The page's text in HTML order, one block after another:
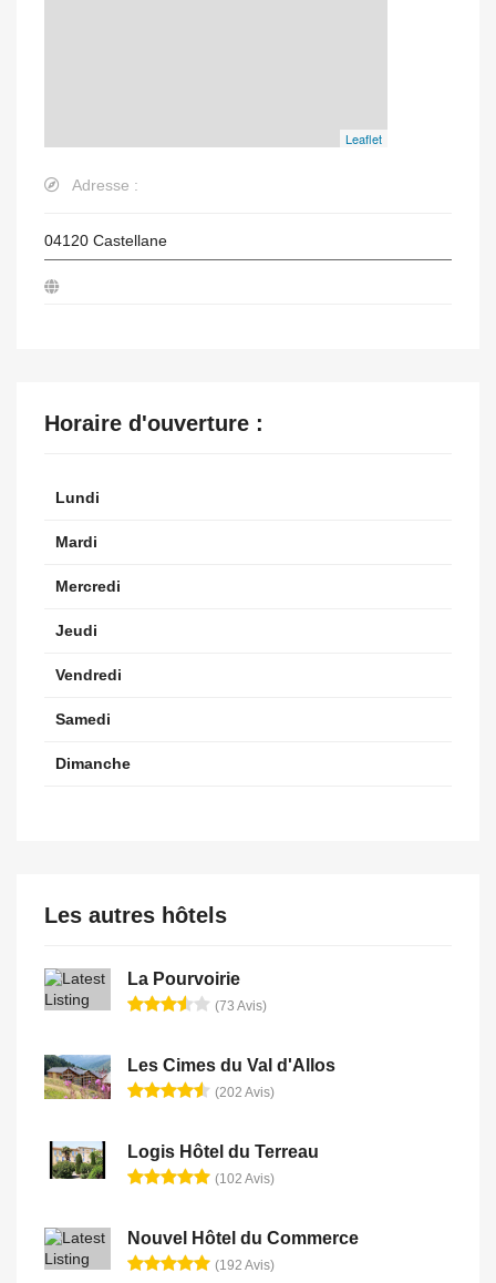
Leaflet
Adresse :
04120 Castellane
Horaire d'ouverture :
Lundi
Mardi
Mercredi
Jeudi
Vendredi
Samedi
Dimanche
Les autres hôtels
La Pourvoirie
(73 Avis)
Les Cimes du Val d'Allos
(202 Avis)
Logis Hôtel du Terreau
(102 Avis)
Nouvel Hôtel du Commerce
(192 Avis)